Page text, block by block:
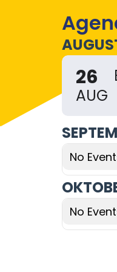
26
AUG
No
No